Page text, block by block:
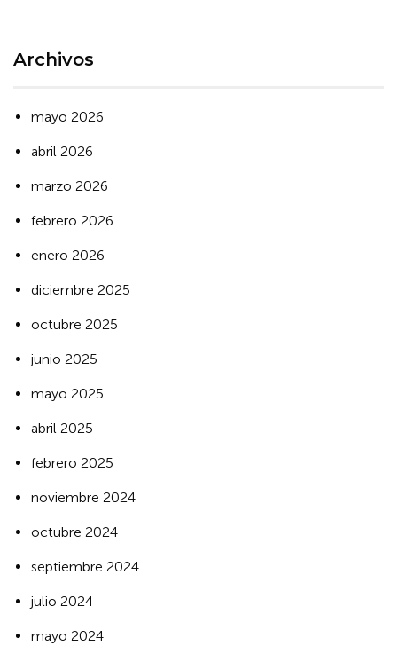
Archivos
mayo 2026
abril 2026
marzo 2026
febrero 2026
enero 2026
diciembre 2025
octubre 2025
junio 2025
mayo 2025
abril 2025
febrero 2025
noviembre 2024
octubre 2024
septiembre 2024
julio 2024
mayo 2024